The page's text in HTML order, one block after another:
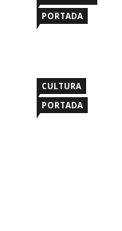
PORTADA
CULTURA
PORTADA